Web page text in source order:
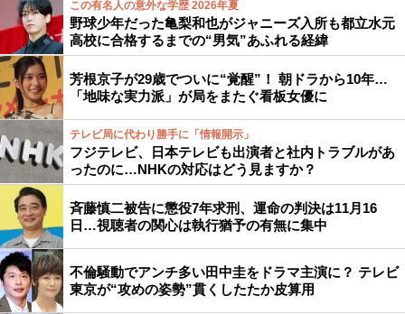
この有名人の意外な学歴 2026年夏
野球少年だった亀梨和也がジャニーズ入所も都立水元
高校に合格するまでの“男気”あふれる経緯
芳根京子が29歳でついに“覚醒”！ 朝ドラから10年…
「地味な実力派」が局をまたぐ看板女優に
テレビ局に代わり勝手に「情報開示」
フジテレビ、日本テレビも出演者と社内トラブルがあ
ったのに…NHKの対応はどう見ますか？
斉藤慎二被告に懲役7年求刑、運命の判決は11月16
日…視聴者の関心は執行猶予の有無に集中
不倫騒動でアンチ多い田中圭をドラマ主演に？ テレビ
東京が“攻めの姿勢”貫くしたたか皮算用